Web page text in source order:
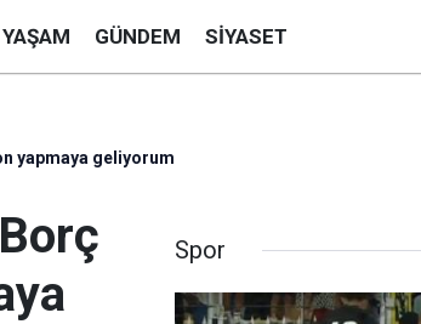
YAŞAM GÜNDEM SIYASET
yapmaya geliyorum
Spor